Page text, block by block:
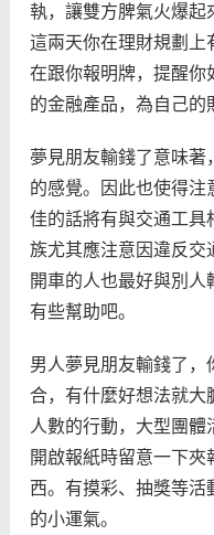
執，讓雙方脾氣火爆起
這兩天你在理財規劃上
在跟你報明牌，提醒你
的金融產品，為自己的
夢見朋友輸錢了意味著
的感覺。因此也使得注
佳的話將有與交通工具
族尤其應注意因違反交
開車的人也最好與別
有些幫助吧。
男人夢見朋友輸錢了，
合，有什麼好想法就大
人數的行動，大型團體
開啟報紙時留意一下
西。有摸彩、抽獎等活
的小運氣。